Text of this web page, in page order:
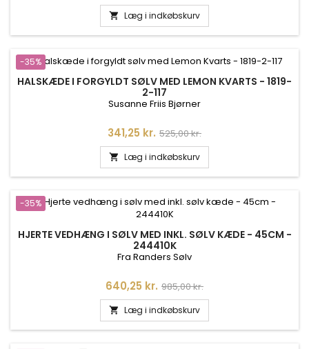
 Læg i indkøbskurv
-35%
HALSKÆDE I FORGYLDT SØLV MED LEMON KVARTS - 1819-
2-117
Susanne Friis Bjørner
Pris
341,25 kr. Normalpris
525,00 kr.
 Læg i indkøbskurv
-35%
HJERTE VEDHÆNG I SØLV MED INKL. SØLV KÆDE - 45CM -
244410K
Fra Randers Sølv
Pris
640,25 kr. Normalpris
985,00 kr.
 Læg i indkøbskurv